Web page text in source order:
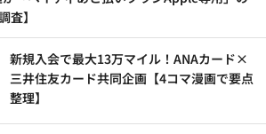
査】
新規入会で最大13万マイル！ANAカード×
三井住友カード共同企画【4コマ漫画で要点
整理】